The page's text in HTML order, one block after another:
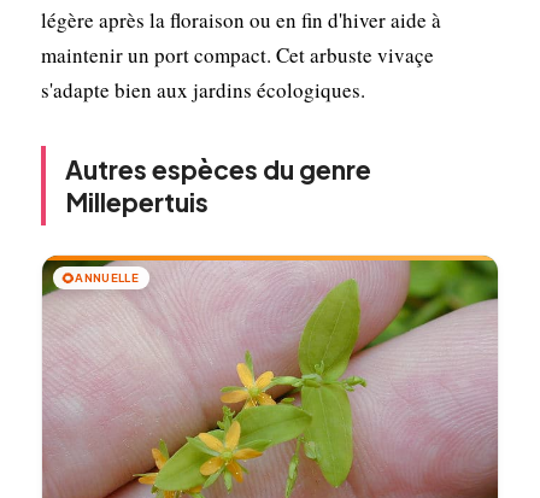
légère après la floraison ou en fin d'hiver aide à
maintenir un port compact. Cet arbuste vivaçe
s'adapte bien aux jardins écologiques.
Autres espèces du genre
Millepertuis
🌻ANNUELLE